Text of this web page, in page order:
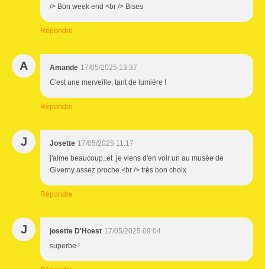
/> Bon week end <br /> Bises
Répondre
A Amande 17/05/2025 13:37
C'est une merveille, tant de lumière !
Répondre
J Josette 17/05/2025 11:17
j'aime beaucoup..et .je viens d'en voir un au musée de
Giverny assez proche.<br /> très bon choix
Répondre
J josette D'Hoest 17/05/2025 09:04
superbe !